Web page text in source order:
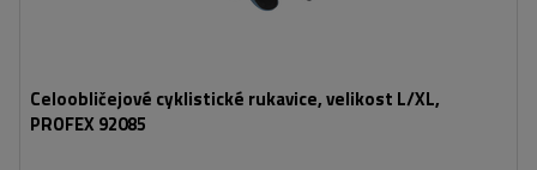
Celoobličejové cyklistické rukavice, velikost L/XL,
PROFEX 92085